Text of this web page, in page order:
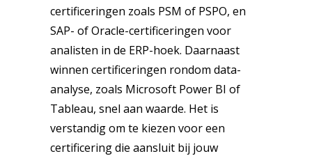
certificeringen zoals PSM of PSPO, en
SAP- of Oracle-certificeringen voor
analisten in de ERP-hoek. Daarnaast
winnen certificeringen rondom data-
analyse, zoals Microsoft Power BI of
Tableau, snel aan waarde. Het is
verstandig om te kiezen voor een
certificering die aansluit bij jouw